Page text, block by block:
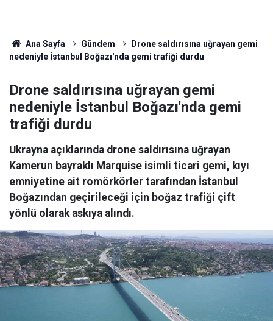
Ana Sayfa Gündem
Drone saldırısına uğrayan gemi
nedeniyle İstanbul Boğazı'nda gemi trafiği durdu
Drone saldırısına uğrayan gemi
nedeniyle İstanbul Boğazı'nda gemi
trafiği durdu
Ukrayna açıklarında drone saldırısına uğrayan
Kamerun bayraklı Marquise isimli ticari gemi, kıyı
emniyetine ait romörkörler tarafından İstanbul
Boğazından geçirileceği için boğaz trafiği çift
yönlü olarak askıya alındı.